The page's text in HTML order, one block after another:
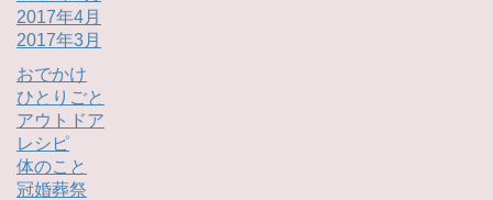
2017年4月
2017年3月
おでかけ
ひとりごと
アウトドア
レシピ
体のこと
冠婚葬祭